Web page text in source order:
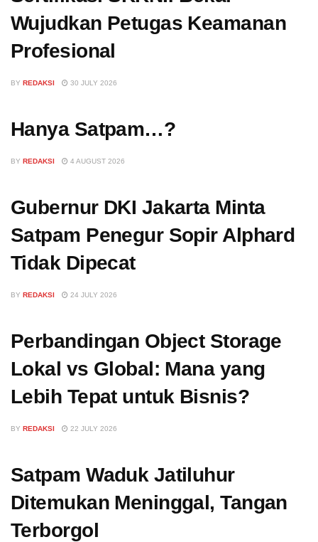
Wujudkan Petugas Keamanan
Profesional
BY REDAKSI 30 JULY 2026
Hanya Satpam…?
BY REDAKSI 4 AUGUST 2026
Gubernur DKI Jakarta Minta
Satpam Penegur Sopir Alphard
Tidak Dipecat
BY REDAKSI 24 JULY 2026
Perbandingan Object Storage
Lokal vs Global: Mana yang
Lebih Tepat untuk Bisnis?
BY REDAKSI 22 JULY 2026
Satpam Waduk Jatiluhur
Ditemukan Meninggal, Tangan
Terborgol